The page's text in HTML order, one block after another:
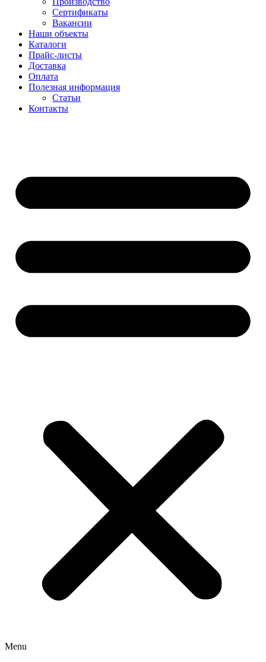
Сертификаты
Вакансии
Наши объекты
Каталоги
Прайс-листы
Доставка
Оплата
Полезная информация
Статьи
Контакты
Menu